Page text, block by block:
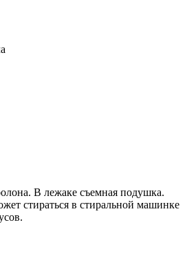
В лежаке съемная подушка.
стираться в стиральной машинке